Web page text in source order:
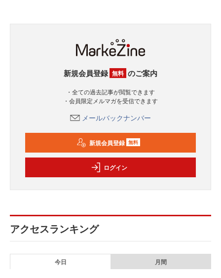
新規会員登録 無料 のご案内
・全ての過去記事が閲覧できます
・会員限定メルマガを受信できます
メールバックナンバー
新規会員登録 無料
ログイン
アクセスランキング
今日 月間